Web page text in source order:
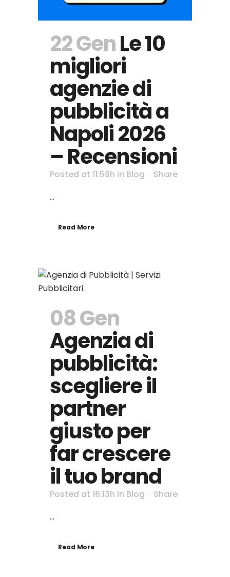
22 GenLe 10
migliori
agenzie di
pubblicità a
Napoli 2026
– Recensioni
Posted at 11:58h in Blog
Share
...
Read More
08 Gen
Agenzia di
pubblicità:
scegliere il
partner
giusto per
far crescere
il tuo brand
Posted at 16:13h in Blog
Share
...
Read More